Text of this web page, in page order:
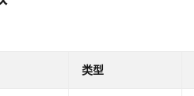
类型